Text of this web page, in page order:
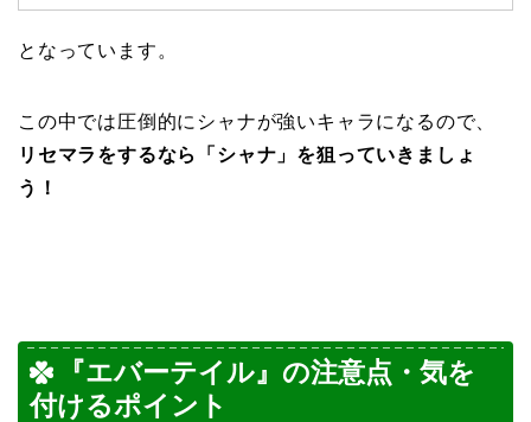
となっています。
この中では圧倒的にシャナが強いキャラになるので、
リセマラをするなら「シャナ」を狙っていきましょ
う！
『エバーテイル』の注意点・気を
付けるポイント